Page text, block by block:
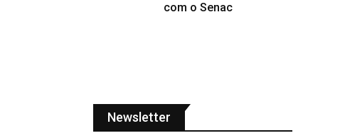
com o Senac
Newsletter